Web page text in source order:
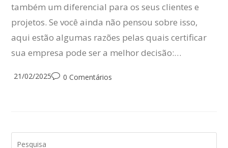
também um diferencial para os seus clientes e
projetos. Se você ainda não pensou sobre isso,
aqui estão algumas razões pelas quais certificar
sua empresa pode ser a melhor decisão:…
Post
21/02/2025Post0 Comentários